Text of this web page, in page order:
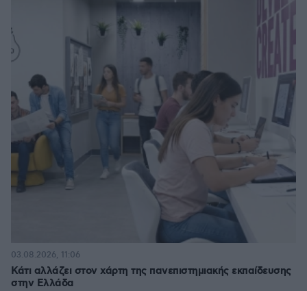
Κάτι αλλάζει στον χάρτη της πανεπιστημιακής εκπαίδευσης
στην Ελλάδα
03.08.2026, 11:06